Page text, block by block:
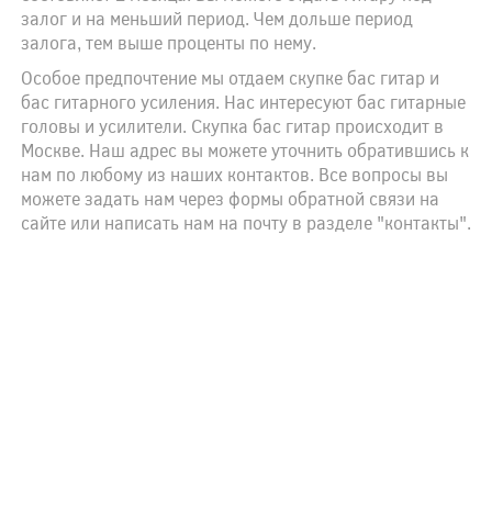
залог и на меньший период. Чем дольше период
залога, тем выше проценты по нему.
Особое предпочтение мы отдаем скупке бас гитар и
бас гитарного усиления. Нас интересуют бас гитарные
головы и усилители. Скупка бас гитар происходит в
Москве. Наш адрес вы можете уточнить обратившись к
нам по любому из наших контактов. Все вопросы вы
можете задать нам через формы обратной связи на
сайте или написать нам на почту в разделе "контакты".